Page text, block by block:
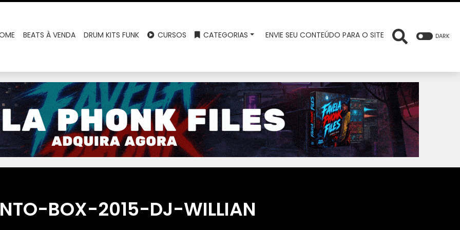
BEATS À VENDA DRUM KITS FUNK CURSOS CATEGORIAS ENVIE SEU CONTEÚDO PARA O SITE DARK
BOX-2015-DJ-WILLIAN